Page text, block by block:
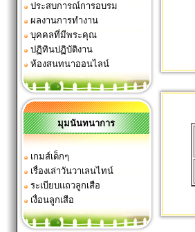
ประสบการณ์การอบรม
ผลงานการทำงาน
บุคคลที่มีพระคุณ
ปฏิทินปฏิบัติงาน
ห้องสนทนาออนไลน์
มุมนันทนาการ
เกมส์เด็กๆ
เรื่องเล่าวันวาเลนไทน์
ระเบียบแถวลูกเสือ
เงื่อนลูกเสือ